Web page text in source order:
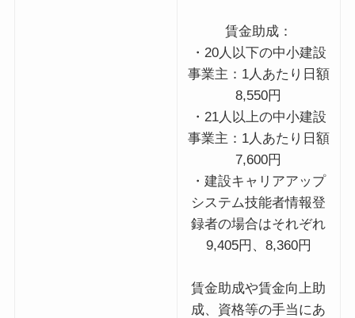
賃金助成：
・20人以下の中小建設
事業主：1人あたり日額
8,550円
・21人以上の中小建設
事業主：1人あたり日額
7,600円
・建設キャリアアップ
システム技能者情報登
録者の場合はそれぞれ
9,405円、8,360円
賃金助成や賃金向上助
成、資格等の手当にあ